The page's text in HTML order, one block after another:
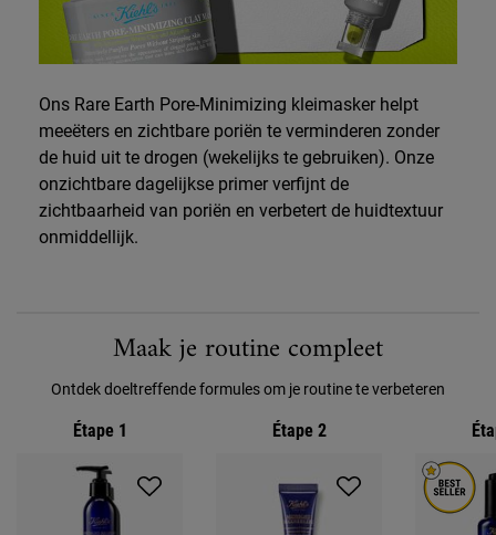
Ons Rare Earth Pore-Minimizing kleimasker helpt
meeëters en zichtbare poriën te verminderen zonder
de huid uit te drogen (wekelijks te gebruiken). Onze
onzichtbare dagelijkse primer verfijnt de
zichtbaarheid van poriën en verbetert de huidtextuur
onmiddellijk.
Maak je routine compleet
Ontdek doeltreffende formules om je routine te verbeteren
Étape 1 Étape 2